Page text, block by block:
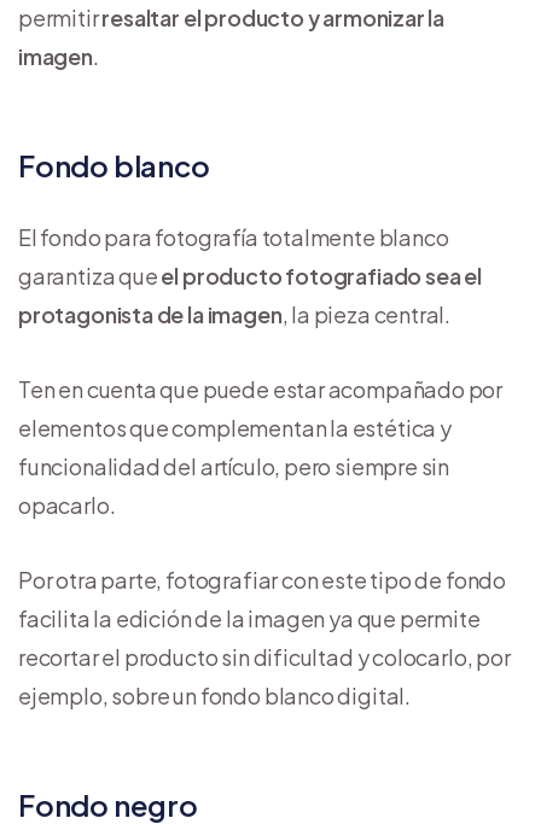
permitirresaltar el producto y armonizar la
imagen.
Fondo blanco
El fondo para fotografía totalmente blanco
garantiza queel producto fotografiado sea el
protagonista de la imagen, la pieza central.
Ten en cuenta que puede estar acompañado por
elementos que complementan la estética y
funcionalidad del artículo, pero siempre sin
opacarlo.
Por otra parte, fotografiar con este tipo de fondo
facilita la edición de la imagen ya que permite
recortar el producto sin dificultad y colocarlo, por
ejemplo, sobre un fondo blanco digital.
Fondo negro